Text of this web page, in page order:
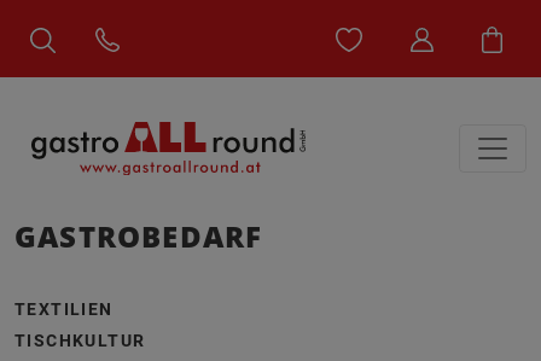
GASTROBEDARF
TEXTILIEN
TISCHKULTUR